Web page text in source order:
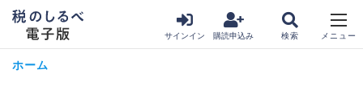
サインイン 購読申込み
ホーム